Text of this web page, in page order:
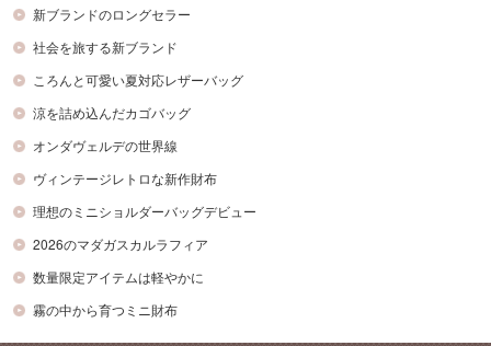
新ブランドのロングセラー
社会を旅する新ブランド
ころんと可愛い夏対応レザーバッグ
涼を詰め込んだカゴバッグ
オンダヴェルデの世界線
ヴィンテージレトロな新作財布
理想のミニショルダーバッグデビュー
2026のマダガスカルラフィア
数量限定アイテムは軽やかに
霧の中から育つミニ財布